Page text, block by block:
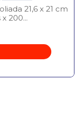
21,6 x 21 cm
200...